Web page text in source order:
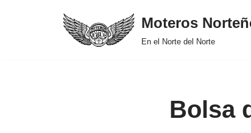
Moteros
En el Norte del Norte
Bolsa